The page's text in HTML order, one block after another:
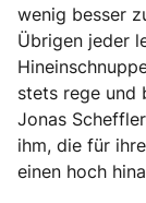
wenig besser
Übrigen jeder
stets rege und
Jonas
ihm, die für
einen hoch